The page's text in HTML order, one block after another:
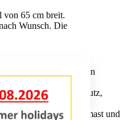
von 65 cm breit.
Wunsch. Die
werden, von
e/o Pflanzenschutz,
Unterschneider,
Ballenstecher, Hubmast und